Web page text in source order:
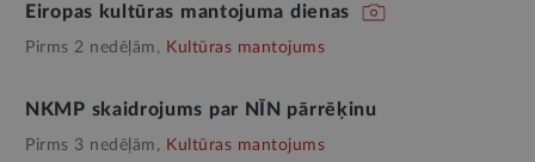
Eiropas kultūras mantojuma dienas
Pirms 2 nedēļām, Kultūras mantojums
NKMP skaidrojums par NĪN pārrēķinu
Pirms 3 nedēļām, Kultūras mantojums